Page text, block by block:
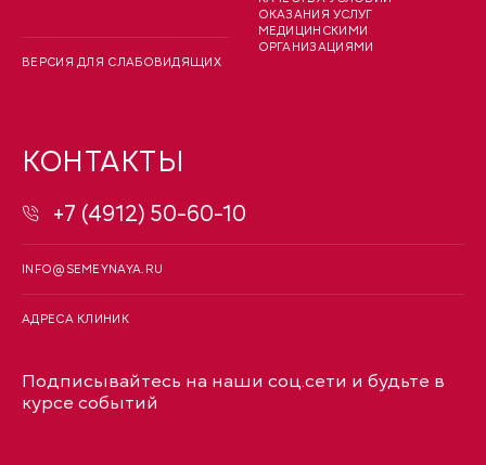
ВЕРСИЯ ДЛЯ СЛАБОВИДЯЩИХ
ОКАЗАНИЯ УСЛУГ
МЕДИЦИНСКИМИ
ОРГАНИЗАЦИЯМИ
КОНТАКТЫ
+7 (4912) 50-60-10
INFO@SEMEYNAYA.RU
АДРЕСА КЛИНИК
Подписывайтесь на наши соц.сети и будьте в
курсе событий